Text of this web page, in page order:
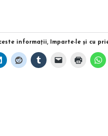
informaţii, împarte-le şi cu